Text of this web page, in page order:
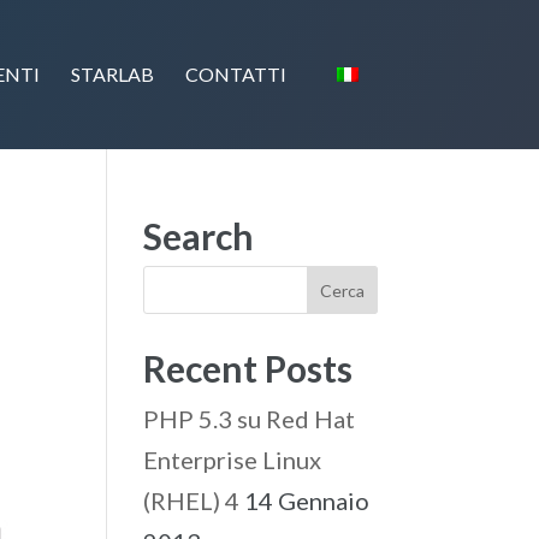
STARLAB CONTATTI
Search
Recent Posts
PHP 5.3 su Red Hat
Enterprise Linux
(RHEL) 4 14 Gennaio